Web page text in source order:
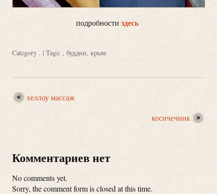
подробности здесь
Category . | Tags: , буддни, крым
хеллоу массаж
косичечник
Комментариев нет
No comments yet.
Sorry, the comment form is closed at this time.